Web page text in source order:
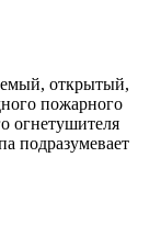
открытый,
пожарного
огнетушителя
подразумевает